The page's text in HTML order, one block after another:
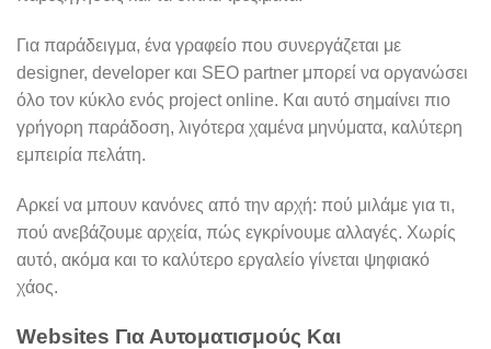
Για παράδειγμα, ένα γραφείο που συνεργάζεται με
designer, developer και SEO partner μπορεί να οργανώσει
όλο τον κύκλο ενός project online. Και αυτό σημαίνει πιο
γρήγορη παράδοση, λιγότερα χαμένα μηνύματα, καλύτερη
εμπειρία πελάτη.
Αρκεί να μπουν κανόνες από την αρχή: πού μιλάμε για τι,
πού ανεβάζουμε αρχεία, πώς εγκρίνουμε αλλαγές. Χωρίς
αυτό, ακόμα και το καλύτερο εργαλείο γίνεται ψηφιακό
χάος.
Websites Για Αυτοματισμούς Και